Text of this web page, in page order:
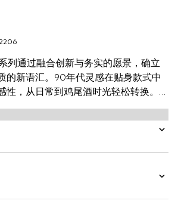
通过融合创新与务实的愿景，确立
的新语汇。90年代灵感在贴身款式中
性，从日常到鸡尾酒时光轻松转换。这
粘胶纤维绉纹针织面料匠心打造，细肩